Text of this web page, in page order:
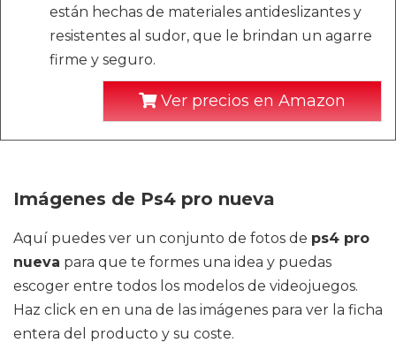
están hechas de materiales antideslizantes y
resistentes al sudor, que le brindan un agarre
firme y seguro.
Ver precios en Amazon
Imágenes de Ps4 pro nueva
Aquí puedes ver un conjunto de fotos de ps4 pro
nueva para que te formes una idea y puedas
escoger entre todos los modelos de videojuegos.
Haz click en en una de las imágenes para ver la ficha
entera del producto y su coste.